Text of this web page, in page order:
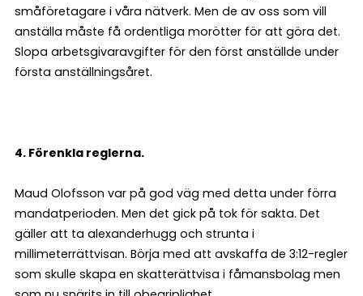
småföretagare i våra nätverk. Men de av oss som vill
anställa måste få ordentliga morötter för att göra det.
Slopa arbetsgivaravgifter för den först anställde under
första anställningsåret.
4. Förenkla reglerna.
Maud Olofsson var på god väg med detta under förra
mandatperioden. Men det gick på tok för sakta. Det
gäller att ta alexanderhugg och strunta i
millimeterrättvisan. Börja med att avskaffa de 3:12-regler
som skulle skapa en skatterättvisa i fåmansbolag men